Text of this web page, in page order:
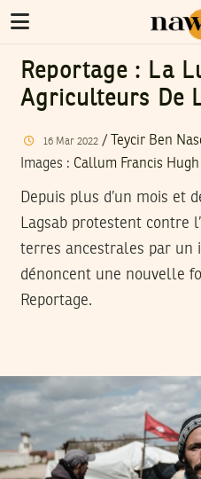
Reportage : La
Agriculteurs De
16 Mar 2022/ Teycir Ben
Images : Callum Francis Hugh
Depuis plus d’un mois et
Lagsab protestent contre
terres ancestrales par un
dénoncent une nouvelle
Reportage.